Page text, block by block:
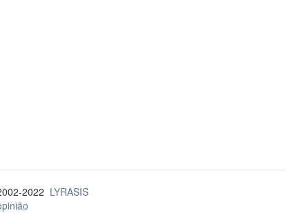
2022 LYRASIS